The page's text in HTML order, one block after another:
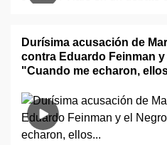
Durísima acusación de
contra Eduardo Feinman y
"Cuando me echaron,